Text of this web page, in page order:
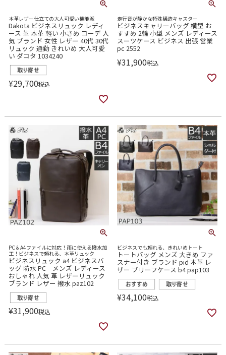
本革レザー仕立ての大人可愛い機能派
Dakota ビジネスリュック レディ
ース 革 本革 軽い 小さめ コーデ 人
気 ブランド 女性 レザー 40代 30代
リュック 通勤 きれいめ 大人可愛
い ダコタ 1034240
¥29,700税込
走行音が静かな特殊構造キャスター
ビジネスキャリーバッグ 横型 お
すすめ 2輪 小型 メンズ レディース
スーツケース ビジネス 出張 営業
pc 2552
¥31,900税込
PC＆A4ファイルに対応！雨に使える撥水加
工！ビジネスで頼れる、本革リュック
ビジネスリュック a4 ビジネスバ
ッグ 防水 PC メンズ レディース
おしゃれ 人気 革 レザーリュック
ブランド レザー 撥水 paz102
¥31,900税込
ビジネスでも頼れる、きれいめトート
トートバッグ メンズ 大きめ ファ
スナー付き ブランド pid 本革 レ
ザー ブリーフケース b4 pap103
¥34,100税込